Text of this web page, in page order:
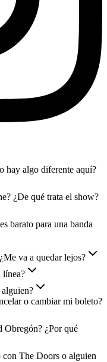
hay algo diferente aquí?
¿De qué trata el show?
barato para una banda
va a quedar lejos?
línea?
o cambiar mi boleto?
Obregón? ¿Por qué
con The Doors o alguien